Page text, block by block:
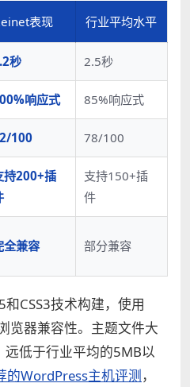
表现 行业平均水平
秒 2.5秒
响应式 85%响应式
100 78/100
持200+插
支持150+插
件
全兼容 部分兼容
CSS3技术构建，使用
览器兼容性。主题文件大
低于行业平均的5MB以
的WordPress主机评测，